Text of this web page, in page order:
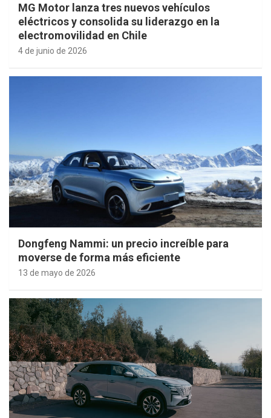
MG Motor lanza tres nuevos vehículos
eléctricos y consolida su liderazgo en la
electromovilidad en Chile
4 de junio de 2026
Dongfeng Nammi: un precio increíble para
moverse de forma más eficiente
13 de mayo de 2026